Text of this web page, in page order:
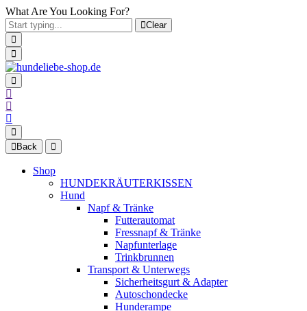
What Are You Looking For?
Clear
Back
Shop
HUNDEKRÄUTERKISSEN
Hund
Napf & Tränke
Futterautomat
Fressnapf & Tränke
Napfunterlage
Trinkbrunnen
Transport & Unterwegs
Sicherheitsgurt & Adapter
Autoschondecke
Hunderampe